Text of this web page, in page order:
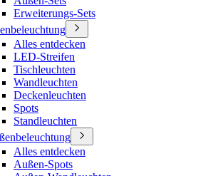
Erweiterungs-Sets
Alles entdecken
LED-Streifen
Tischleuchten
Wandleuchten
Deckenleuchten
Spots
Standleuchten
Alles entdecken
Außen-Spots